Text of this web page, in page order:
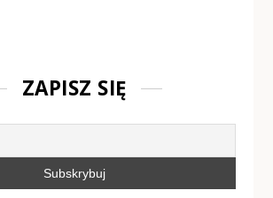
ZAPISZ SIĘ